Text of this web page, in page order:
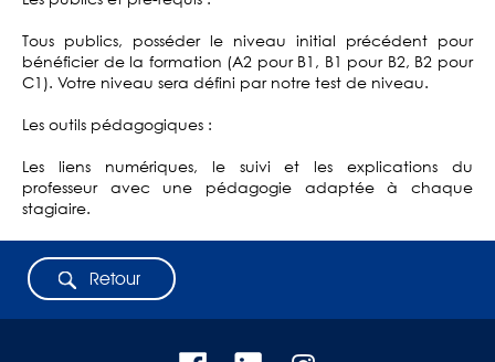
Tous publics, posséder le niveau initial précédent pour
bénéficier de la formation (A2 pour B1, B1 pour B2, B2 pour
C1). Votre niveau sera défini par notre test de niveau.
Les outils pédagogiques :
Les liens numériques, le suivi et les explications du
professeur avec une pédagogie adaptée à chaque
stagiaire.
Retour